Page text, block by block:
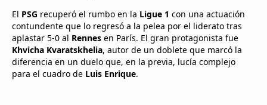
Administrar
notificaciones
Programación
Contáctanos
El PSG recuperó el rumbo en la Ligue 1 con una actuación
contundente que lo regresó a la pelea por el liderato tras
aplastar 5-0 al Rennes en París. El gran protagonista fue
Khvicha Kvaratskhelia, autor de un doblete que marcó la
diferencia en un duelo que, en la previa, lucía complejo
para el cuadro de Luis Enrique.